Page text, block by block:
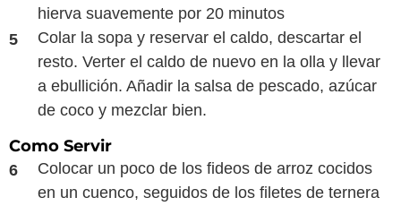
hierva suavemente por 20 minutos
Colar la sopa y reservar el caldo, descartar el
resto. Verter el caldo de nuevo en la olla y llevar
a ebullición. Añadir la salsa de pescado, azúcar
de coco y mezclar bien.
Como Servir
Colocar un poco de los fideos de arroz cocidos
en un cuenco, seguidos de los filetes de ternera